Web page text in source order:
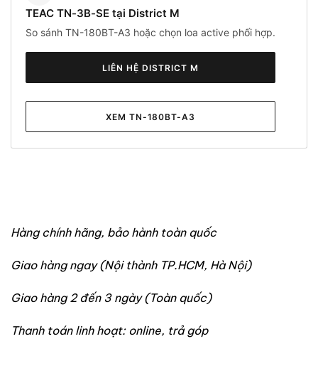
TEAC TN-3B-SE tại District M
So sánh TN-180BT-A3 hoặc chọn loa active phối hợp.
LIÊN HỆ DISTRICT M
XEM TN-180BT-A3
Hàng chính hãng, bảo hành toàn quốc
Giao hàng ngay (Nội thành TP.HCM, Hà Nội)
Giao hàng 2 đến 3 ngày (Toàn quốc)
Thanh toán linh hoạt: online, trả góp